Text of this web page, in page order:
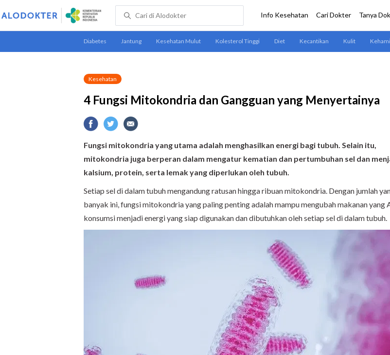
Kesehatan
4 Fungsi Mitokondria dan Gangguan yang Menyertainya
Fungsi mitokondria yang utama adalah menghasilkan energi bagi tubuh. Selain itu,
mitokondria juga berperan dalam mengatur kematian dan pertumbuhan sel dan
kalsium, protein, serta lemak yang diperlukan oleh tubuh.
Setiap sel di dalam tubuh mengandung ratusan hingga ribuan mitokondria. Dengan jumlah
banyak ini, fungsi mitokondria yang paling penting adalah mampu mengubah makanan yang
konsumsi menjadi energi yang siap digunakan dan dibutuhkan oleh setiap sel di dalam tubuh.